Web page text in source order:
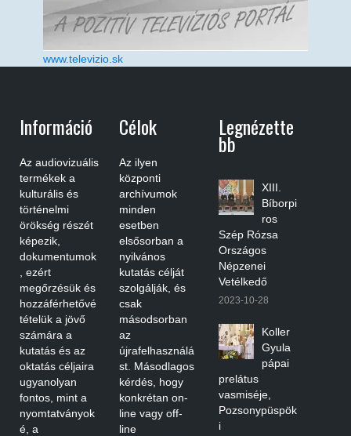
www.televizio.sk
Információ
Az audiovizuális
termékek a
kulturális és
történelmi
örökség részét
képezik,
dokumentumok
, ezért
megőrzésük és
hozzáférhetővé
tételük a jövő
számára a
kutatás és az
oktatás céljaira
ugyanolyan
fontos, mint a
nyomtatványok
é, a
Célok
Az ilyen
központi
archívumok
minden
esetben
elsősorban a
nyilvános
kutatás célját
szolgálják, és
csak
másodsorban
az
újrafelhasználá
st. Másodlagos
kérdés, hogy
konkrétan on-
line vagy off-
line
Legnézette
Bb
XIII.
Bíborpi
ros
Szép Rózsa
Országos
Népzenei
Vetélkedő
2023-10-28
Koller
Gyula
pápai
prelátus
vasmiséje,
Pozsonypüspök
i